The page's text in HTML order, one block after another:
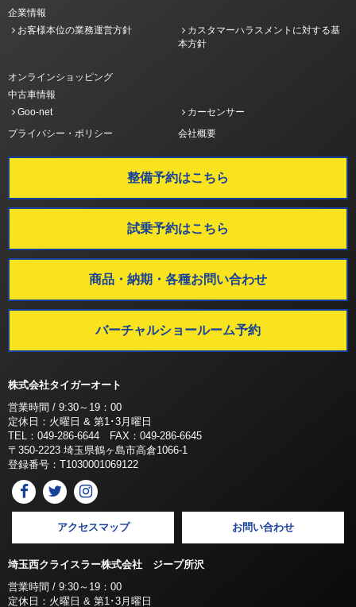
企業情報
お客様本位の業務運営方針
カスタマーハラスメントに対する基
本方針
オンラインショッピング
中古車情報
Goo-net
カーセンサー
プライバシー・ポリシー
会社概要
整備予約はこちら
試乗予約はこちら
商品・納期・各種お問い合わせ
バーチャルショールーム予約
株式会社タイガーオート
営業時間 / 9:30～19：00
定休日：火曜日 & 第1･3月曜日
TEL：049-286-6644 FAX：049-286-6645
〒350-2223 埼玉県鶴ヶ島市高倉1066-1
登録番号：T1030001069122
アクセスマップ お問い合わせ
埼玉西クライスラー株式会社 ジープ所沢
営業時間 / 9:30～19：00
定休日：火曜日 & 第1･3月曜日